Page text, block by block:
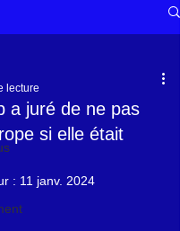
a juré de ne pas
si elle était
lecture
: 11 janv. 2024